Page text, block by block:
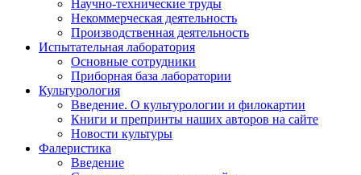
Научно-технические труды
Некоммерческая деятельность
Производственная деятельность
Испытательная лаборатория
Основные сотрудники
Приборная база лаборатории
Культурология
Введение. О культурологии и филокартии
Книги и препринты наших авторов на сайте
Новости культуры
Фалеристика
Введение